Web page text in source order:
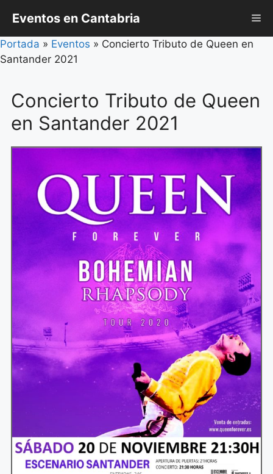
contenido
Eventos en Cantabria
Portada » Eventos » Concierto Tributo de Queen en
Santander 2021
Concierto Tributo de Queen
en Santander 2021